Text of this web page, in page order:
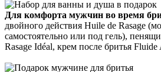
Для комфорта мужчин во время
двойного действия Huile de Rasage
самостоятельно или под гель),
Rasage Idéal, крем после бритья Fluide